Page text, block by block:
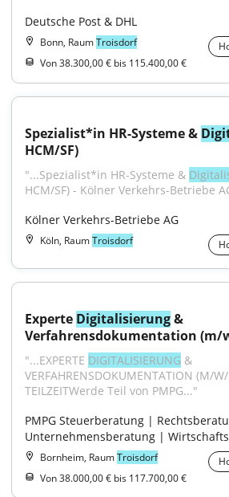
Deutsche Post & DHL
Bonn, RaumTroisdorf
Von 38.300,00 € bis 115.400,00 €
Spezialist*in HR-Systeme &
HCM/SF)
"...Spezialist*in HR-Systeme &
HCM/SF) - Kölner Verkehrs-Betriebe
Kölner Verkehrs-Betriebe AG
Köln, RaumTroisdorf
Experte Digitalisierung &
Verfahrensdokumentation (m/
"...EXPERTE DIGITALISIERUNG &
VERFAHRENSDOKUMENTATION (M/
TEILZEITWerde Teil von PMPG..."
PMPG Steuerberatung |
Unternehmensberatung |
Bornheim, RaumTroisdorf
Von 38.000,00 € bis 117.700,00 €